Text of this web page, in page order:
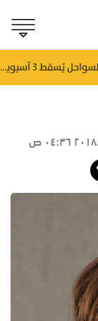
منذ ٨ ساعات إحباط عملية تهريب ضخمة.. خفر السواحل يُسقط 3 آسيويين بحوزتهم 66 كجم من الكريستال